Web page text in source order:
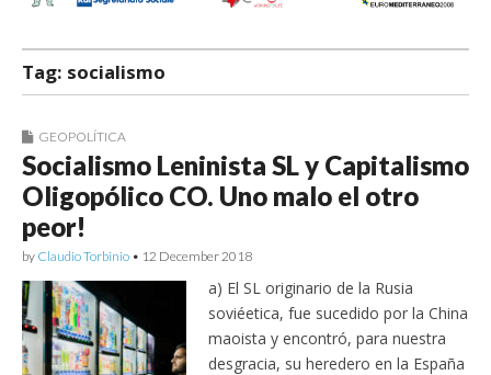
Socialnews en
Español
Tag: socialismo
GEOPOLÍTICA
Socialismo Leninista SL y Capitalismo
Oligopólico CO. Uno malo el otro
peor!
by Claudio Torbinio • 12 December 2018
a) El SL originario de la Rusia
soviéetica, fue sucedido por la China
maoista y encontró, para nuestra
desgracia, su heredero en la España